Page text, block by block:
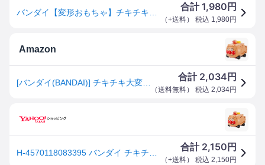
合計1,980 円
（+送料） 税込 1,980円
Amazon
合計 2,034 円
（送料無料） 税込 2,034円
合計 2,150 円
（+送料） 税込 2,150円